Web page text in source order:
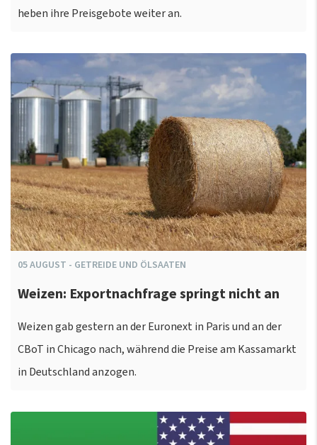
heben ihre Preisgebote weiter an.
05AUGUST - GETREIDE UND ÖLSAATEN
Weizen: Exportnachfrage springt nicht an
Weizen gab gestern an der Euronext in Paris und an der
CBoT in Chicago nach, während die Preise am Kassamarkt
in Deutschland anzogen.